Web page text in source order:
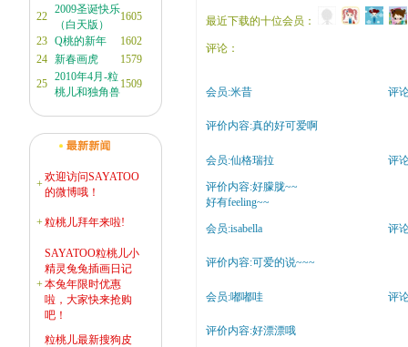
22
2009圣诞快乐
（白天版）
1605
23 Q桃的新年
1602
24 新春画虎
1579
25
2010年4月-粒
桃儿和独角兽
1509
+
欢迎访问SAYATOO
的微博哦！
+粒桃儿拜年来啦!
+
SAYATOO粒桃儿小
精灵兔兔插画日记
本兔年限时优惠
啦，大家快来抢购
吧！
粒桃儿最新搜狗皮
最近下载的十位会员：
评论：
会员:米昔 评
评价内容:真的好可爱啊
会员:仙格瑞拉 评
评价内容:好朦胧~~
好有feeling~~
会员:isabella 评
评价内容:可爱的说~~~
会员:嘟嘟哇 评
评价内容:好漂漂哦